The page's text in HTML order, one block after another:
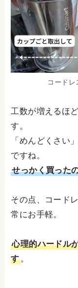
コードレ
工数が増えるほ
す。
「めんどくさい
ですね。
せっかく買った
その点、コード
常にお手軽。
心理的ハードル
す。